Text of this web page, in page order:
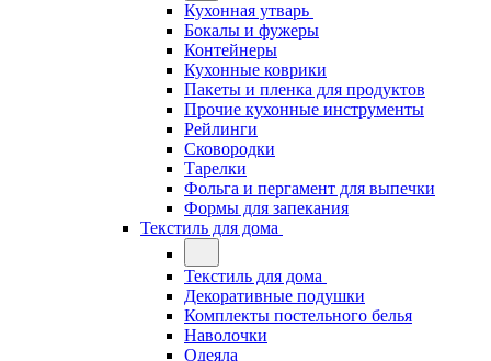
Кухонная утварь
Бокалы и фужеры
Контейнеры
Кухонные коврики
Пакеты и пленка для продуктов
Прочие кухонные инструменты
Рейлинги
Сковородки
Тарелки
Фольга и пергамент для выпечки
Формы для запекания
Текстиль для дома
Текстиль для дома
Декоративные подушки
Комплекты постельного белья
Наволочки
Одеяла